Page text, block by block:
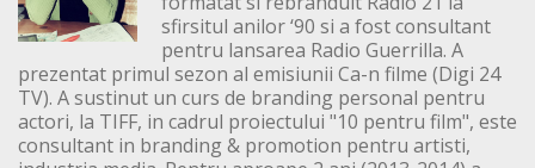
sfirsitul anilor ‘90 si a fost consultant
pentru lansarea Radio Guerrilla. A
prezentat primul sezon al emisiunii Ca-n filme (Digi 24
TV). A sustinut un curs de branding personal pentru
actori, la TIFF, in cadrul proiectului "10 pentru film", este
consultant in branding & promotion pentru artisti,